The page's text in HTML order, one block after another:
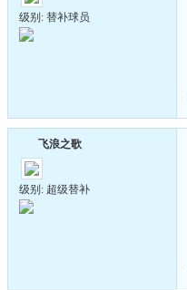
级别: 替补球员
飞浪之歌
级别: 超级替补